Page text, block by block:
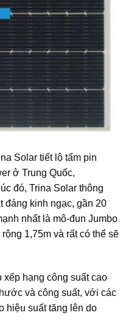
Solar tiết lộ tấm pin
ở Trung Quốc,
đó, Trina Solar thông
đáng kinh ngạc, gần 20
nhất là mô-đun Jumbo
1,75m và rất có thể sẽ
xếp hạng công suất cao
và công suất, với các
hiệu suất tăng lên do